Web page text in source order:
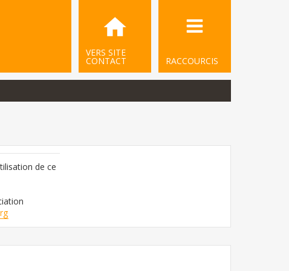
RACCOURCIS
VERS SITE
CONTACT
de ce